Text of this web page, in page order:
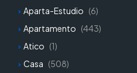
Aparta-Estudio (6)
Apartamento (443)
Atico (1)
Casa (508)